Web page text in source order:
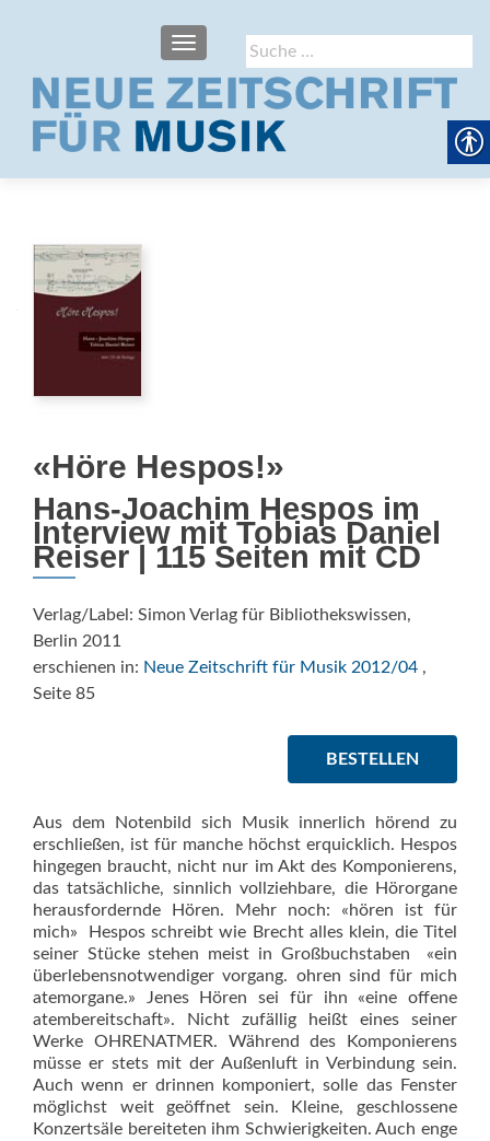
Suche
nach:
SCHALTE NAVIGATION
«Höre Hespos!»
Hans-Joachim Hespos im
Interview mit Tobias Daniel
Reiser | 115 Seiten mit CD
Verlag/Label: Simon Verlag für Bibliothekswissen,
Berlin 2011
erschienen in: Neue Zeitschrift für Musik 2012/04 ,
Seite 85
BESTELLEN
Aus dem Notenbild sich Musik innerlich hörend zu
erschließen, ist für manche höchst erquicklich. Hespos
hingegen braucht, nicht nur im Akt des Komponierens,
das tatsächliche, sinnlich vollziehbare, die Hörorgane
herausfordernde Hören. Mehr noch: «hören ist für
mich»  Hespos schreibt wie Brecht alles klein, die Titel
seiner Stücke stehen meist in Großbuchstaben  «ein
überlebensnotwendiger vorgang. ohren sind für mich
atemorgane.» Jenes Hören sei für ihn «eine offene
atembereitschaft». Nicht zufällig heißt eines seiner
Werke OHRENATMER. Während des Komponierens
müsse er stets mit der Außenluft in Verbindung sein.
Auch wenn er drinnen komponiert, solle das Fenster
möglichst weit geöffnet sein. Kleine, geschlossene
Konzertsäle bereiteten ihm Schwierigkeiten. Auch enge